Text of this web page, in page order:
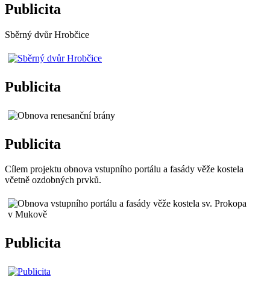
Publicita
Sběrný dvůr Hrobčice
Publicita
Publicita
Cílem projektu obnova vstupního portálu a fasády věže kostela
včetně ozdobných prvků.
Publicita